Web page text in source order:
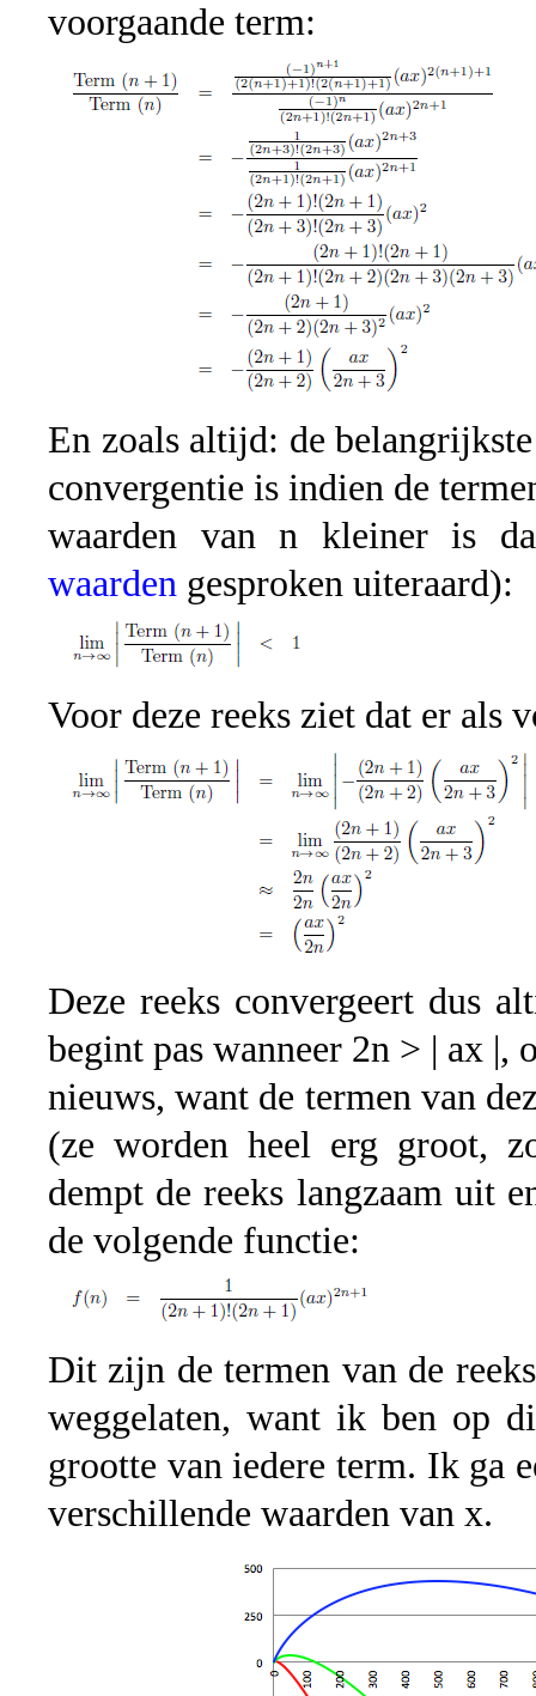
voorgaande term:
En zoals altijd: de
convergentie is indien de
waarden van n kleiner is
waarden gesproken uiteraard):
Voor deze reeks ziet dat er als
Deze reeks convergeert dus
begint pas wanneer 2n > | ax |,
nieuws, want de termen van
(ze worden heel erg groot,
dempt de reeks langzaam uit
de volgende functie:
Dit zijn de termen van de
weggelaten, want ik ben op
grootte van iedere term. Ik ga
verschillende waarden van x.